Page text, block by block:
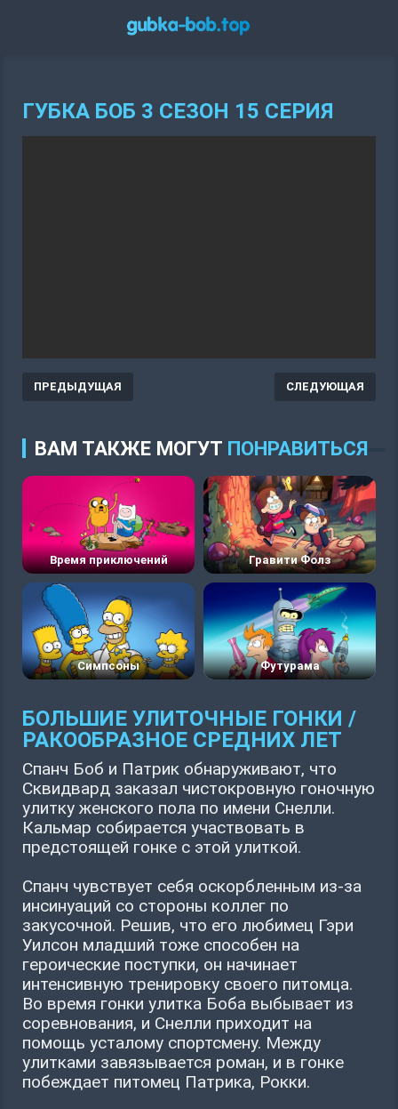
ГУБКА БОБ 3 СЕЗОН 15 СЕРИЯ
ПРЕДЫДУЩАЯ СЛЕДУЮЩАЯ
ВАМ ТАКЖЕ МОГУТ ПОНРАВИТЬСЯ
Время приключений Гравити Фолз
Симпсоны Футурама
БОЛЬШИЕ УЛИТОЧНЫЕ ГОНКИ /
РАКООБРАЗНОЕ СРЕДНИХ ЛЕТ
Спанч Боб и Патрик обнаруживают, что
Сквидвард заказал чистокровную гоночную
улитку женского пола по имени Снелли.
Кальмар собирается участвовать в
предстоящей гонке с этой улиткой.
Спанч чувствует себя оскорбленным из-за
инсинуаций со стороны коллег по
закусочной. Решив, что его любимец Гэри
Уилсон младший тоже способен на
героические поступки, он начинает
интенсивную тренировку своего питомца.
Во время гонки улитка Боба выбывает из
соревнования, и Снелли приходит на
помощь усталому спортсмену. Между
улитками завязывается роман, и в гонке
побеждает питомец Патрика, Рокки.